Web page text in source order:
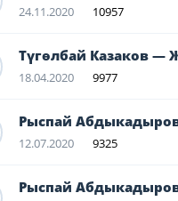
24.11.2020 10957
Түгөлбай Казаков —
18.04.2020 9977
Рыспай
12.07.2020 9325
Рыспай